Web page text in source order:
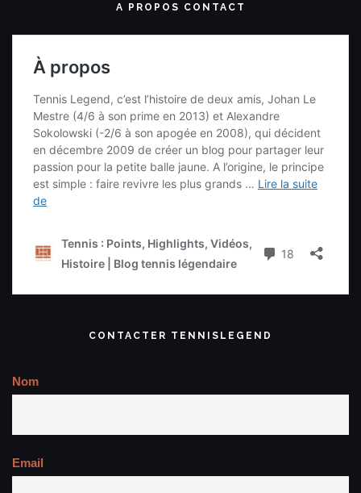
A PROPOS CONTACT
CONTACTER TENNISLEGEND
Nom
Email